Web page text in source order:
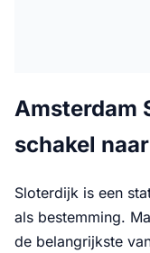
Amsterdam
schakel
Sloterdijk is een
als bestemming.
de belangrijkste